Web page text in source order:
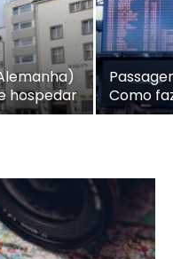
hospedar
Como